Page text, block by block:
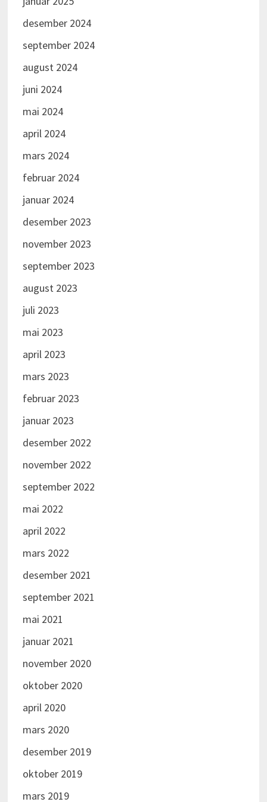
desember 2024
september 2024
august 2024
juni 2024
mai 2024
april 2024
mars 2024
februar 2024
januar 2024
desember 2023
november 2023
september 2023
august 2023
juli 2023
mai 2023
april 2023
mars 2023
februar 2023
januar 2023
desember 2022
november 2022
september 2022
mai 2022
april 2022
mars 2022
desember 2021
september 2021
mai 2021
januar 2021
november 2020
oktober 2020
april 2020
mars 2020
desember 2019
oktober 2019
mars 2019